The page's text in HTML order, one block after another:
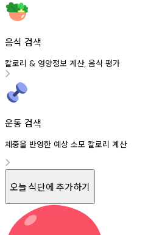
음식 검색
칼로리 & 영양정보 계산, 음식 평가
운동 검색
체중을 반영한 예상 소모 칼로리 계산
오늘 식단에 추가하기